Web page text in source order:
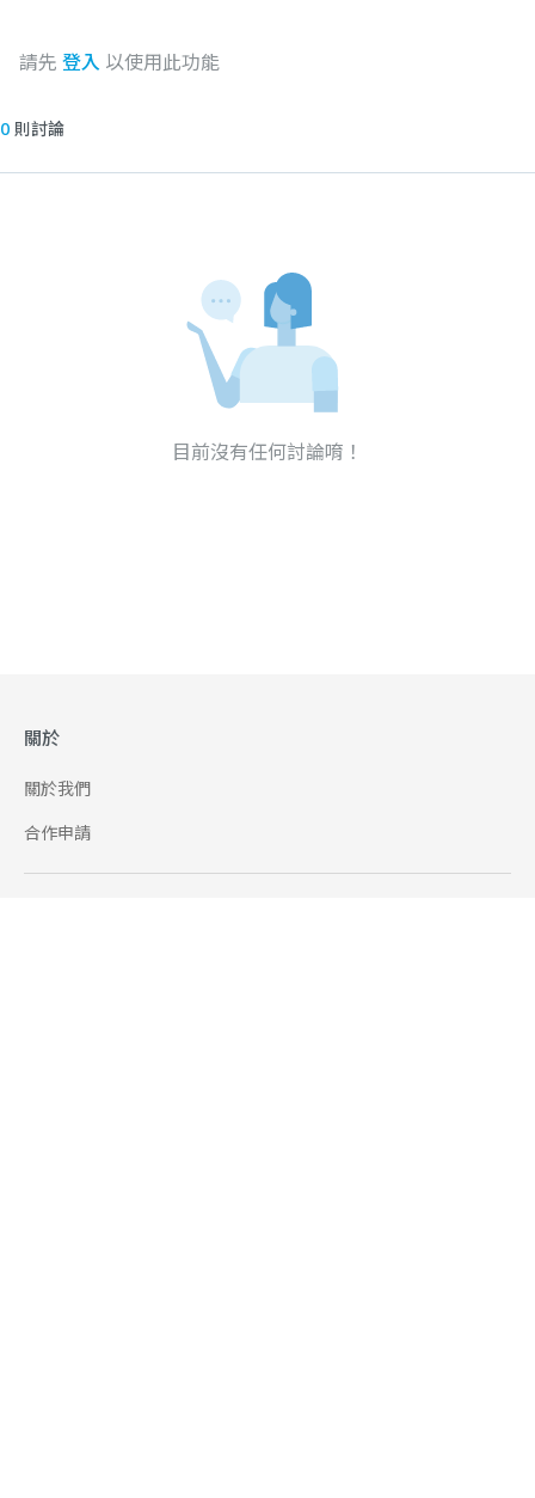
請先 登入 以使用此功能
0 則討論
目前沒有任何討論唷！
關於
關於我們
合作申請